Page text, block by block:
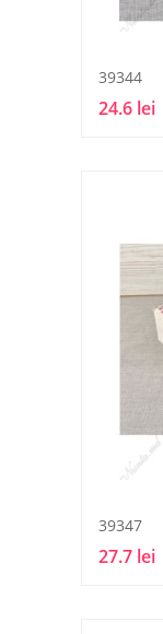
39344
24.6 lei
39347
27.7 lei